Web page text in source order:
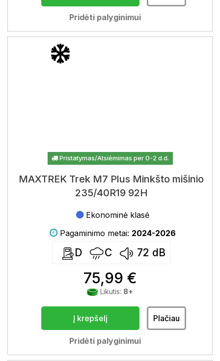
Pridėti palyginimui
Pristatymas/Atsiėmimas per 0-2 d.d.
MAXTREK Trek M7 Plus Minkšto mišinio
235/40R19 92H
Ekonominė klasė
Pagaminimo metai: 2024-2026
D C 72 dB
75,99 €
Likutis: 8+
Į krepšelį Plačiau
Pridėti palyginimui